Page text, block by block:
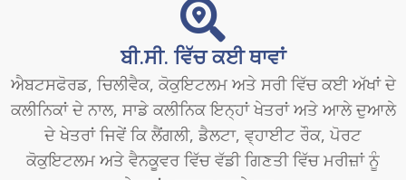
ਬੀ.ਸੀ. ਵਿੱਚ ਕਈ ਥਾਵਾਂ
ਐਬਟਸਫੋਰਡ, ਚਿਲੀਵੈਕ, ਕੋਕੁਇਟਲਮ ਅਤੇ ਸਰੀ ਵਿੱਚ ਕਈ ਅੱਖਾਂ ਦੇ
ਕਲੀਨਿਕਾਂ ਦੇ ਨਾਲ, ਸਾਡੇ ਕਲੀਨਿਕ ਇਨ੍ਹਾਂ ਖੇਤਰਾਂ ਅਤੇ ਆਲੇ ਦੁਆਲੇ
ਦੇ ਖੇਤਰਾਂ ਜਿਵੇਂ ਕਿ ਲੈਂਗਲੀ, ਡੈਲਟਾ, ਵ੍ਹਾਈਟ ਰੌਕ, ਪੋਰਟ
ਕੋਕੁਇਟਲਮ ਅਤੇ ਵੈਨਕੂਵਰ ਵਿੱਚ ਵੱਡੀ ਗਿਣਤੀ ਵਿੱਚ ਮਰੀਜ਼ਾਂ ਨੂੰ